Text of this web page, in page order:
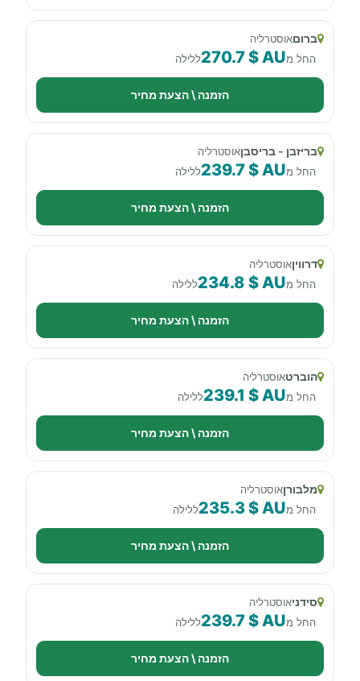
ברוםאוסטרליה
החל מ270.7 $ AUללילה
הזמנה \ הצעת מחיר
בריזבן - בריסבןאוסטרליה
החל מ239.7 $ AUללילה
הזמנה \ הצעת מחיר
דרוויןאוסטרליה
החל מ234.8 $ AUללילה
הזמנה \ הצעת מחיר
הוברטאוסטרליה
החל מ239.1 $ AUללילה
הזמנה \ הצעת מחיר
מלבורןאוסטרליה
החל מ235.3 $ AUללילה
הזמנה \ הצעת מחיר
סידניאוסטרליה
החל מ239.7 $ AUללילה
הזמנה \ הצעת מחיר